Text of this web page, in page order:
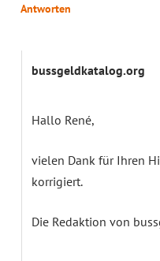
Antworten
bussgeldkatalog.org
Hallo René,
vielen Dank für Ihren
korrigiert.
Die Redaktion von